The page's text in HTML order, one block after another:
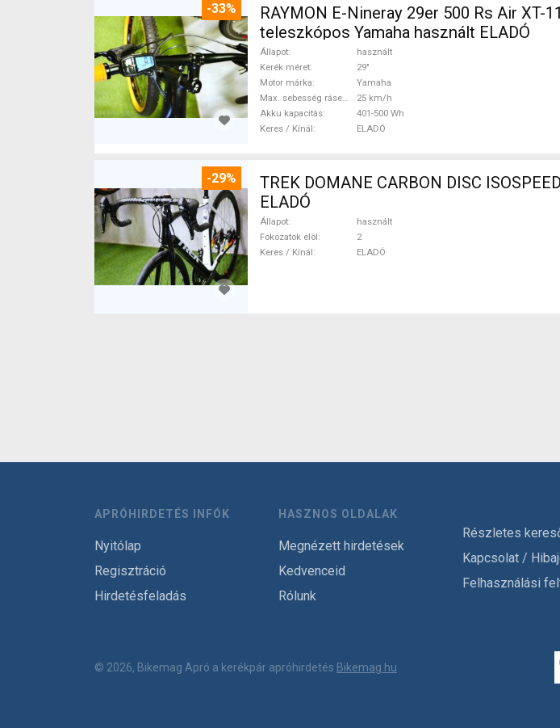
-33%
RAYMON E-Nineray 29er 500 Rs Air
teleszkópos Yamaha használt ELADÓ
Állapot
használt
Kerék méret
29"
Motor márka
Yamaha
Max. sebesség rásegítéssel
25 km/h
Akku kapacitás
401-500 Wh
Keres / Kínál
ELADÓ
-29%
TREK DOMANE CARBON DISC
ELADÓ
Állapot
használt
Fokozatok elöl
2
Keres / Kínál
ELADÓ
APRÓHIRDETÉS INFÓK
Nyitólap
Regisztráció
Hirdetésfeladás
HASZNOS OLDALAK
Megnézett hirdetések
Kedvenceid
Rólunk
Részletes
Kapcsolat /
Felhasználási
© 2026, Bikemag Apró a kerékpár apróhirdetés Bikemag.hu